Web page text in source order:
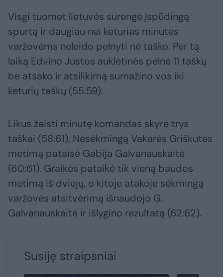
Visgi tuomet lietuvės surengė įspūdingą
spurtą ir daugiau nei keturias minutes
varžovėms neleido pelnyti nė taško. Per tą
laiką Edvino Justos auklėtinės pelnė 11 taškų
be atsako ir atsilikimą sumažino vos iki
keturių taškų (55:59).
Likus žaisti minutę komandas skyrė trys
taškai (58:61). Nesėkmingą Vakarės Griškutės
metimą pataisė Gabija Galvanauskaitė
(60:61). Graikės pataikė tik vieną baudos
metimą iš dviejų, o kitoje atakoje sėkmingą
varžovės atsitvėrimą išnaudojo G.
Galvanauskaitė ir išlygino rezultatą (62:62).
Susiję straipsniai